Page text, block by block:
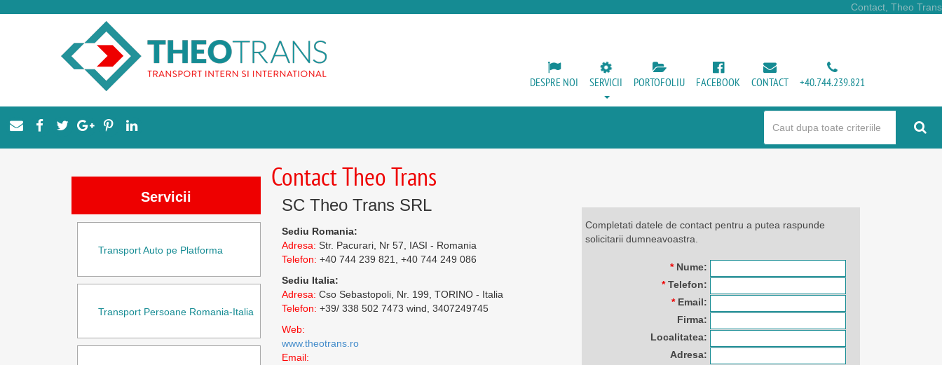
Contact, Theo Trans
DESPRE NOI SERVICII PORTOFOLIU FACEBOOK CONTACT +40.744.239.821
Servicii
Transport Auto pe Platforma
Transport Persoane Romania-Italia
Contact Theo Trans
SC Theo Trans SRL
Sediu Romania:
Adresa: Str. Pacurari, Nr 57, IASI - Romania
Telefon: +40 744 239 821, +40 744 249 086
Sediu Italia:
Adresa: Cso Sebastopoli, Nr. 199, TORINO - Italia
Telefon: +39/ 338 502 7473 wind, 3407249745
Web:
www.theotrans.ro
Email:
Completati datele de contact pentru a putea raspunde
solicitarii dumneavoastra.
* Nume:
*Telefon:
* Email:
Firma:
Localitatea:
Adresa: